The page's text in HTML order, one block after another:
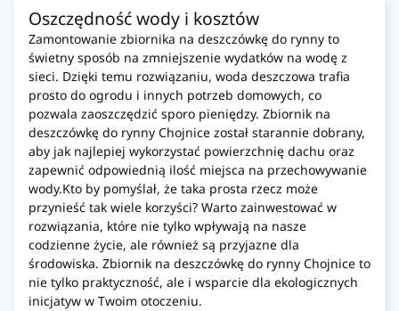
Oszczędność wody i kosztów
Zamontowanie zbiornika na deszczówkę do rynny to
świetny sposób na zmniejszenie wydatków na wodę z
sieci. Dzięki temu rozwiązaniu, woda deszczowa trafia
prosto do ogrodu i innych potrzeb domowych, co
pozwala zaoszczędzić sporo pieniędzy. Zbiornik na
deszczówkę do rynny Chojnice został starannie dobrany,
aby jak najlepiej wykorzystać powierzchnię dachu oraz
zapewnić odpowiednią ilość miejsca na przechowywanie
wody.Kto by pomyślał, że taka prosta rzecz może
przynieść tak wiele korzyści? Warto zainwestować w
rozwiązania, które nie tylko wpływają na nasze
codzienne życie, ale również są przyjazne dla
środowiska. Zbiornik na deszczówkę do rynny Chojnice to
nie tylko praktyczność, ale i wsparcie dla ekologicznych
inicjatyw w Twoim otoczeniu.